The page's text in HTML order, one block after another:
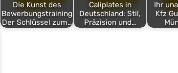
Die Kunst des
Bewerbungstrainings:
Der Schlüssel zum…
Caliplates in
Deutschland: Stil,
Präzision und…
Ihr
Kfz